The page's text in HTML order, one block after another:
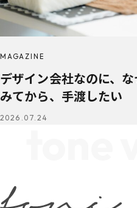
MAGAZINE
デザイン会社なのに、
みてから、手渡したい
2026.07.24